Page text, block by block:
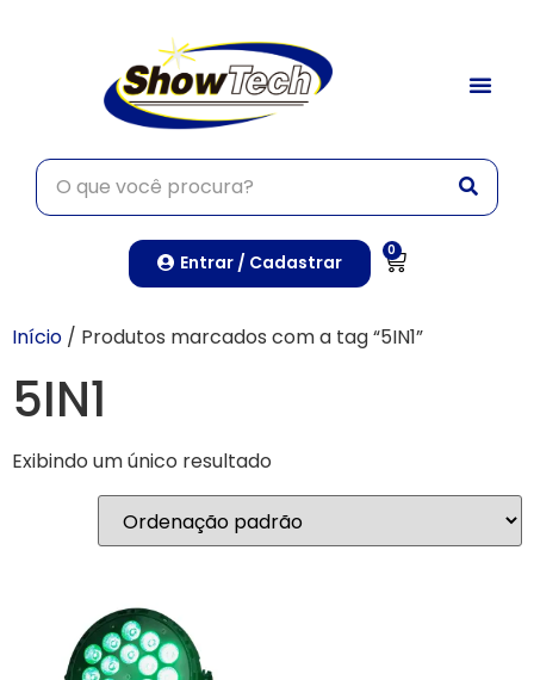
Entrar / Cadastrar
0
Início / Produtos marcados com a tag “5IN1”
5IN1
Exibindo um único resultado